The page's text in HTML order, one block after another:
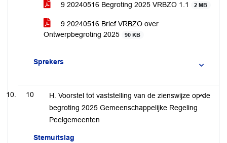
9 20240516 Begroting 2025 VRBZO 1.1 2 MB
9 20240516 Brief VRBZO over
Ontwerpbegroting 2025
90 KB
Sprekers
10
H. Voorstel tot vaststelling van de zienswijze op de
begroting 2025 Gemeenschappelijke Regeling
Peelgemeenten
Stemuitslag